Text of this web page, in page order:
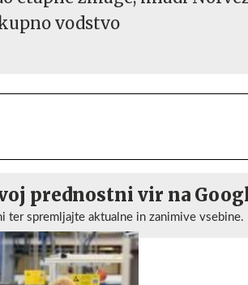
vodstvo
prednostni vir na
spremljajte aktualne in zanimive vsebine.